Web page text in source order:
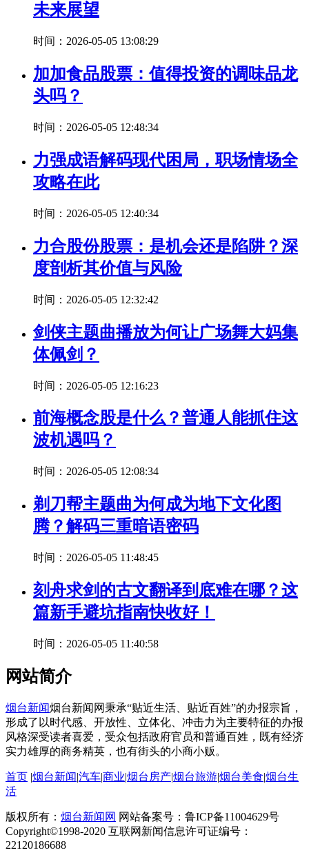
未来展望
时间：2026-05-05 13:08:29
加加食品股票：值得投资的调味品龙
头吗？
时间：2026-05-05 12:48:34
力强成语解码现代困局，职场情场全
攻略在此
时间：2026-05-05 12:40:34
力合股份股票：是机会还是陷阱？深
度剖析其价值与风险
时间：2026-05-05 12:32:42
剑侠主题曲播放为何让广场舞大妈集
体佩剑？
时间：2026-05-05 12:16:23
前海概念股是什么？普通人能抓住这
波机遇吗？
时间：2026-05-05 12:08:34
剃刀帮主题曲为何成为地下文化图
腾？解码三重暗语密码
时间：2026-05-05 11:48:45
刻舟求剑的古文翻译到底难在哪？这
篇新手避坑指南快收好！
时间：2026-05-05 11:40:58
网站简介
烟台新闻烟台新闻网秉承“贴近生活、贴近百姓”的办报宗旨，
形成了以时代感、开放性、立体化、冲击力为主要特征的办报
风格深受读者喜爱，受众包括政府官员和普通百姓，既有经济
实力雄厚的商务精英，也有街头的小商小贩。
首页 |烟台新闻|汽车|商业|烟台房产|烟台旅游|烟台美食|烟台生
活
版权所有： 烟台新闻网 网站备案号：鲁ICP备11004629号
Copyright©1998-2020 互联网新闻信息许可证编号：
22120186688